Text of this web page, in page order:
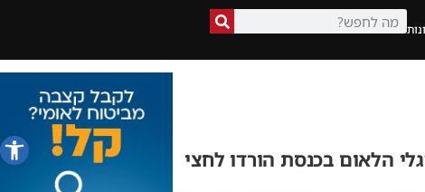
פתח
הלאום בכנסת הורדו לחצי